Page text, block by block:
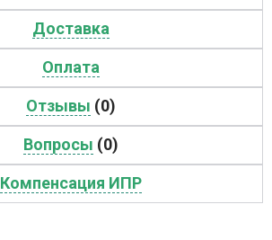
Доставка
Оплата
Отзывы (0)
Вопросы (0)
Компенсация ИПР